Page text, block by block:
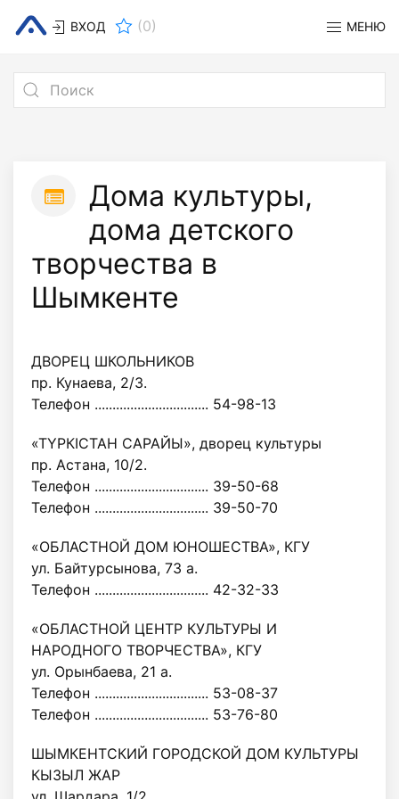
ВХОД (0) МЕНЮ
Дома культуры,
дома детского
творчества в
Шымкенте
ДВОРЕЦ ШКОЛЬНИКОВ
пр. Кунаева, 2/3.
Телефон ................................ 54-98-13
«ТҮРКІСТАН САРАЙЫ», дворец культуры
пр. Астана, 10/2.
Телефон ................................ 39-50-68
Телефон ................................ 39-50-70
«ОБЛАСТНОЙ ДОМ ЮНОШЕСТВА», КГУ
ул. Байтурсынова, 73 а.
Телефон ................................ 42-32-33
«ОБЛАСТНОЙ ЦЕНТР КУЛЬТУРЫ И
НАРОДНОГО ТВОРЧЕСТВА», КГУ
ул. Орынбаева, 21 а.
Телефон ................................ 53-08-37
Телефон ................................ 53-76-80
ШЫМКЕНТСКИЙ ГОРОДСКОЙ ДОМ КУЛЬТУРЫ
КЫЗЫЛ ЖАР